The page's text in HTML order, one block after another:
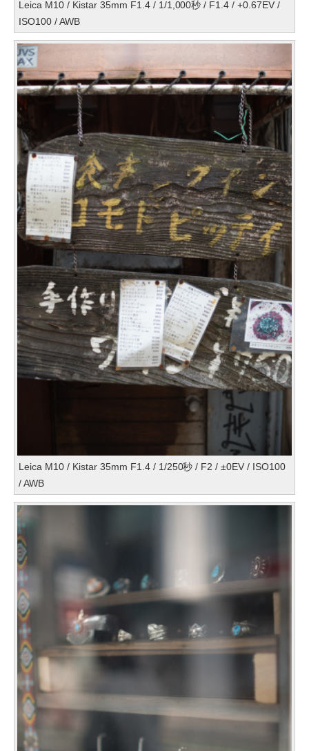
Leica M10 / Kistar 35mm F1.4 / 1/1,000秒 / F1.4 / +0.67EV /
ISO100 / AWB
Leica M10 / Kistar 35mm F1.4 / 1/250秒 / F2 / ±0EV / ISO100
/ AWB